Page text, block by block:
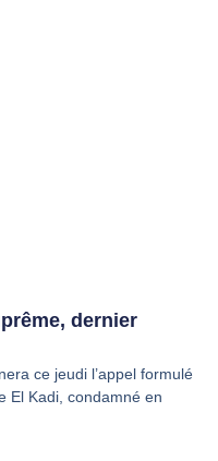
dernier
ce jeudi l’appel formulé
El Kadi, condamné en